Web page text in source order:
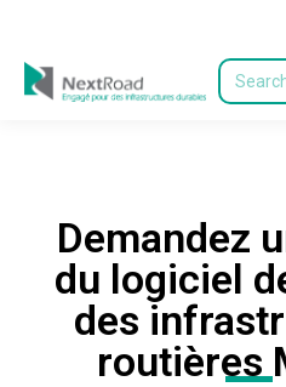
Demandez
du logiciel
des
routières